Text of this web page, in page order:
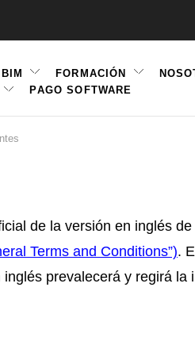
FORMACIÓN
PAGO SOFTWARE
de la versión en inglés
Terms and Conditions”).
prevalecerá y regirá